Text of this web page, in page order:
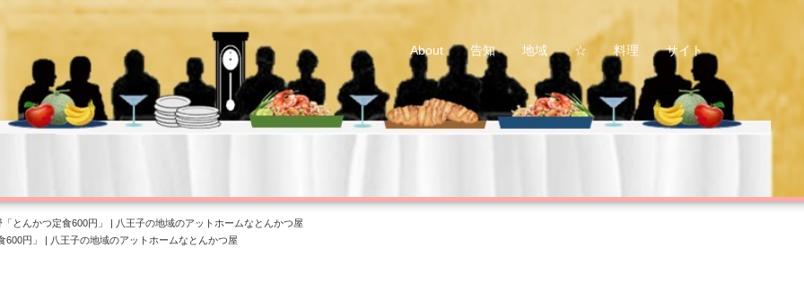
About 告知 地域 ☆ 料理 サイト
とんかつ定食600円」 | 八王子の地域のアットホームなとんかつ屋
円」 | 八王子の地域のアットホームなとんかつ屋